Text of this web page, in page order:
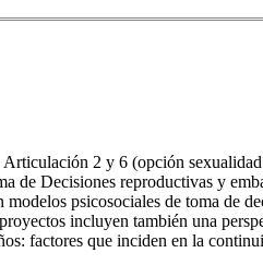
2 y 6 (opción
Decisiones reproductivas y
psicosociales de toma de
incluyen también una
factores que inciden en la